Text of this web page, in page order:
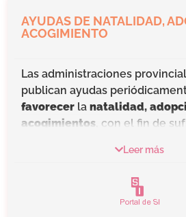
AYUDAS DE NATALIDAD,
ACOGIMIENTO
Las administraciones
publican ayudas
favorecer lanatalidad,
acogimientos , con el fin de
calidad de vida de las familias.
Leer más